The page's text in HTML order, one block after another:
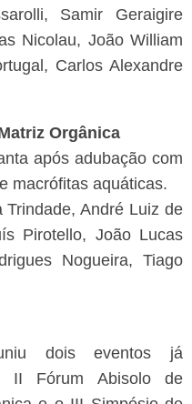
Samir Geraigire
Nicolau, João William
Carlos Alexandre
Orgânica
após adubação com
macrófitas aquáticas.
André Luiz de
Pirotello, João Lucas
Nogueira, Tiago
dois eventos já
II Fórum Abisolo de